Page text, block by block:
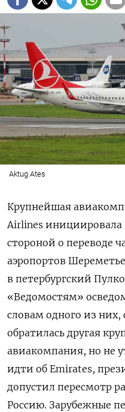
Aktug Ates
Крупнейшая
Airlines инициировала
стороной о переводе
аэропортов
в петербургский
«Ведомостям»
словам одного из
обратилась другая
авиакомпания, но не
идти об Emirates,
допустил пересмотр
Россию. Зарубежные